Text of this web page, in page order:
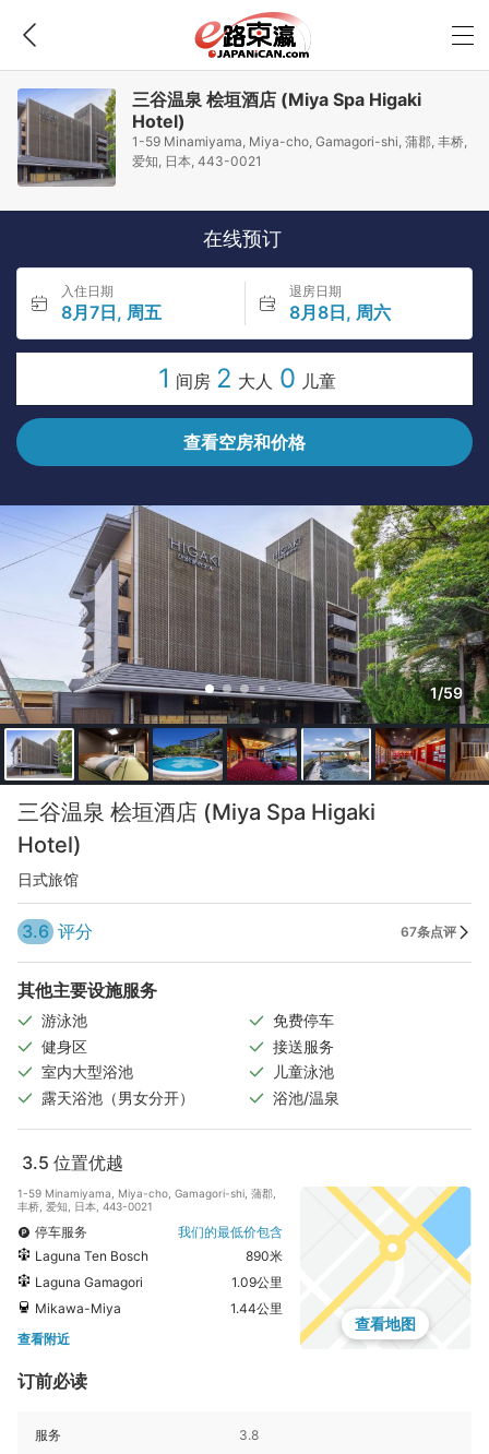
三谷温泉 桧垣酒店 (Miya Spa Higaki
Hotel)
1-59 Minamiyama, Miya-cho, Gamagori-shi, 蒲郡, 丰桥,
爱知, 日本, 443-0021
在线预订
入住日期
8月7日, 周五
退房日期
8月8日, 周六
1 间房 2 大人 0 儿童
查看空房和价格
1/59
三谷温泉 桧垣酒店 (Miya Spa Higaki
Hotel)
日式旅馆
3.6 评分 67条点评
其他主要设施服务
游泳池
免费停车
健身区
接送服务
室内大型浴池
儿童泳池
露天浴池（男女分开）
浴池/温泉
3.5 位置优越
1-59 Minamiyama, Miya-cho, Gamagori-shi, 蒲郡,
丰桥, 爱知, 日本, 443-0021
停车服务
我们的最低价包含
Laguna Ten Bosch
890米
Laguna Gamagori
1.09公里
Mikawa-Miya
1.44公里
查看附近
查看地图
订前必读
服务 3.8